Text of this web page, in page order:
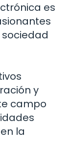
es
y
campo
la